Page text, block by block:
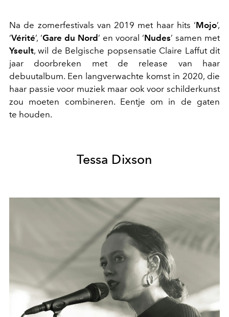
Na de zomerfestivals van 2019 met haar hits ‘Mojo’,
‘Vérité’, ‘Gare du Nord’ en vooral ‘Nudes’ samen met
Yseult, wil de Belgische popsensatie Claire Laffut dit
jaar doorbreken met de release van haar
debuutalbum. Een langverwachte komst in 2020, die
haar passie voor muziek maar ook voor schilderkunst
zou moeten combineren. Eentje om in de gaten
te houden.
Tessa Dixson